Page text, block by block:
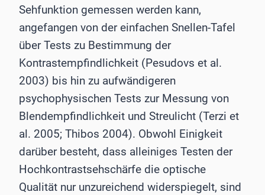
Sehfunktion gemessen werden kann,
angefangen von der einfachen Snellen-Tafel
über Tests zu Bestimmung der
Kontrastempfindlichkeit (Pesudovs et al.
2003) bis hin zu aufwändigeren
psychophysischen Tests zur Messung von
Blendempfindlichkeit und Streulicht (Terzi et
al. 2005; Thibos 2004). Obwohl Einigkeit
darüber besteht, dass alleiniges Testen der
Hochkontrastsehschärfe die optische
Qualität nur unzureichend widerspiegelt, sind